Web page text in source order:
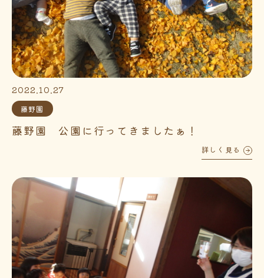
2022.10.27
藤野園
藤野園 公園に行ってきましたぁ！
詳しく見る